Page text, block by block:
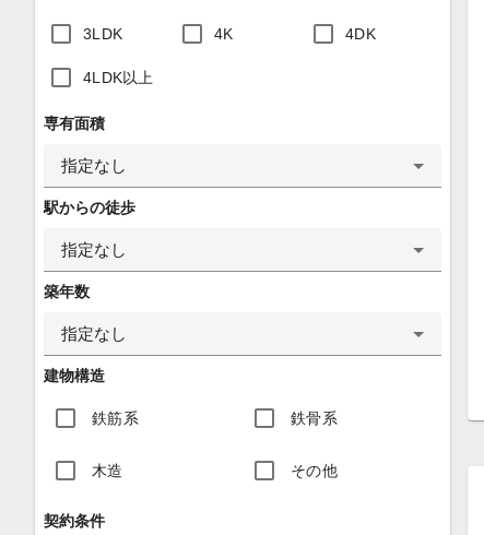
3LDK 4K 4DK
4LDK以上
専有面積
指定なし
駅からの徒歩
指定なし
築年数
指定なし
建物構造
鉄筋系 鉄骨系
木造 その他
契約条件